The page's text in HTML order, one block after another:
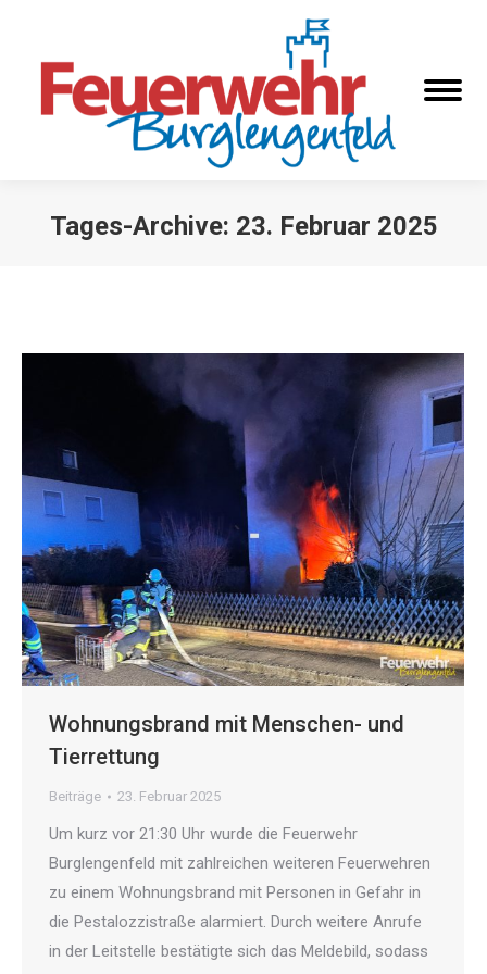
Tages-Archive: 23. Februar 2025
Wohnungsbrand mit Menschen- und
Tierrettung
Beiträge 23. Februar 2025
Um kurz vor 21:30 Uhr wurde die Feuerwehr
Burglengenfeld mit zahlreichen weiteren Feuerwehren
zu einem Wohnungsbrand mit Personen in Gefahr in
die Pestalozzistraße alarmiert. Durch weitere Anrufe
in der Leitstelle bestätigte sich das Meldebild, sodass